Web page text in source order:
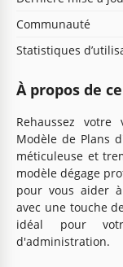
Communauté
Statistiques
À propos de
Rehaussez
Modèle de Plans
méticuleuse et
modèle dégage
pour vous aider
avec une touche
idéal pour
d'administration.